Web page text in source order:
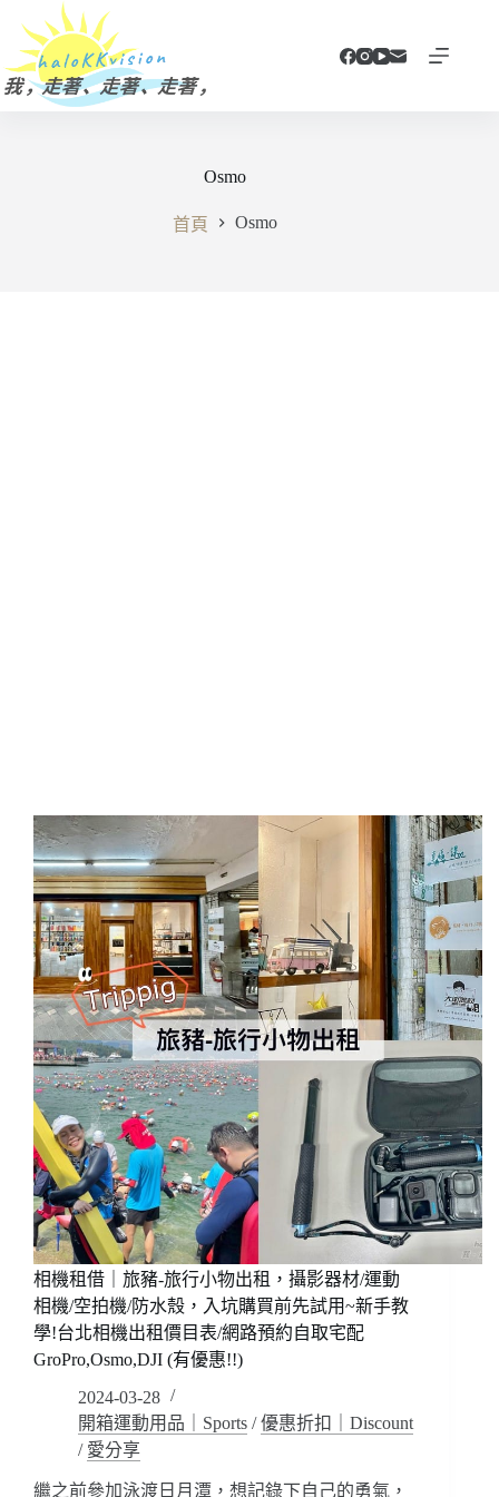
主
要
Osmo
首頁 Osmo
相機租借｜旅豬-旅行小物出租，攝影器材/運動
相機/空拍機/防水殼，入坑購買前先試用~新手教
學!台北相機出租價目表/網路預約自取宅配
GroPro,Osmo,DJI (有優惠!!)
2024-03-28
開箱運動用品｜Sports /優惠折扣｜Discount
/ 愛分享
繼之前參加泳渡日月潭，想記錄下自己的勇氣，